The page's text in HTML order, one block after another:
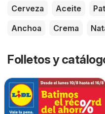
Cerveza
Aceite
Anchoa
Crema
Folletos y